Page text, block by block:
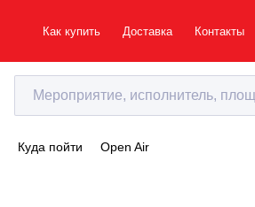
Как купить Доставка Контакты
Куда пойти Open Air